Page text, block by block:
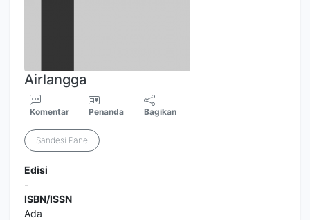
Airlangga
Komentar Penanda Bagikan
Sandesi Pane
Edisi
-
ISBN/ISSN
Ada